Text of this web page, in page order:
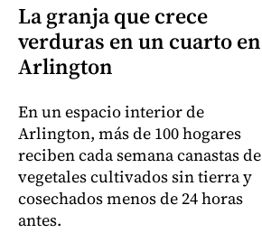
La granja que crece
verduras en un cuarto en
Arlington
En un espacio interior de
Arlington, más de 100 hogares
reciben cada semana canastas de
vegetales cultivados sin tierra y
cosechados menos de 24 horas
antes.